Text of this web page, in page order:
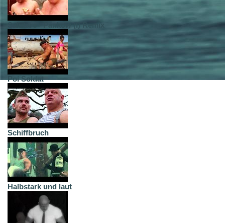
Salutare - Pankow (I) Remix
Poi Soldat
Schiffbruch
Halbstark und laut